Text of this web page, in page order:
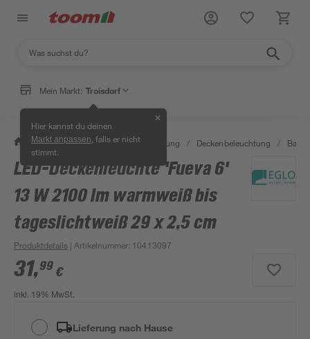
Mein Markt: Troisdorf
Hier kannst du deinen
Markt anpassen , falls er nicht
stimmt.
✕
/ Wohnen & Haushalt / Beleuchtung / Deckenbeleuchtung / Bad-
LED-Deckenleuchte 'Fueva 6'
13 W 2100 lm warmweiß bis
tageslichtweiß 29 x 2,5 cm
Produktdetails | Artikelnummer: 10413097
31,99 €
inkl. 19% MwSt.
Lieferung nach Hause